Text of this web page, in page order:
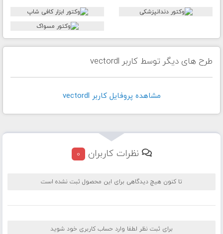
طرح های دیگر توسط کاربر vectordl
مشاهده پروفايل کاربر vectordl
نظرات کاربران 0
تا کنون هیچ دیدگاهی برای این محصول ثبت نشده است
برای ثبت نظر لطفا وارد حساب کاربری خود شوید